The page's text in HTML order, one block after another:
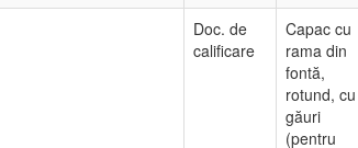
Doc. de
calificare
Capac cu
rama din
fontă,
rotund, cu
găuri
(pentru